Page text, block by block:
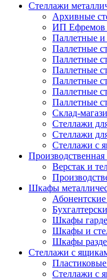
Стеллажи
Архивные
ИП Ефремов
Паллетные и
Паллетные
Паллетные
Паллетные
Паллетные
Паллетные
Паллетные
Склад-
Стеллажи
Стеллажи
Стеллажи с
Производственная
Верстак и
Шкафы
Шкафы
Шкафы и
Шкафы
Стеллажи с
Пластиковые
Стеллажи с